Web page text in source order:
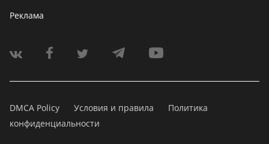
Реклама
DMCA Policy Условия и правила
Политика
конфиденциальности